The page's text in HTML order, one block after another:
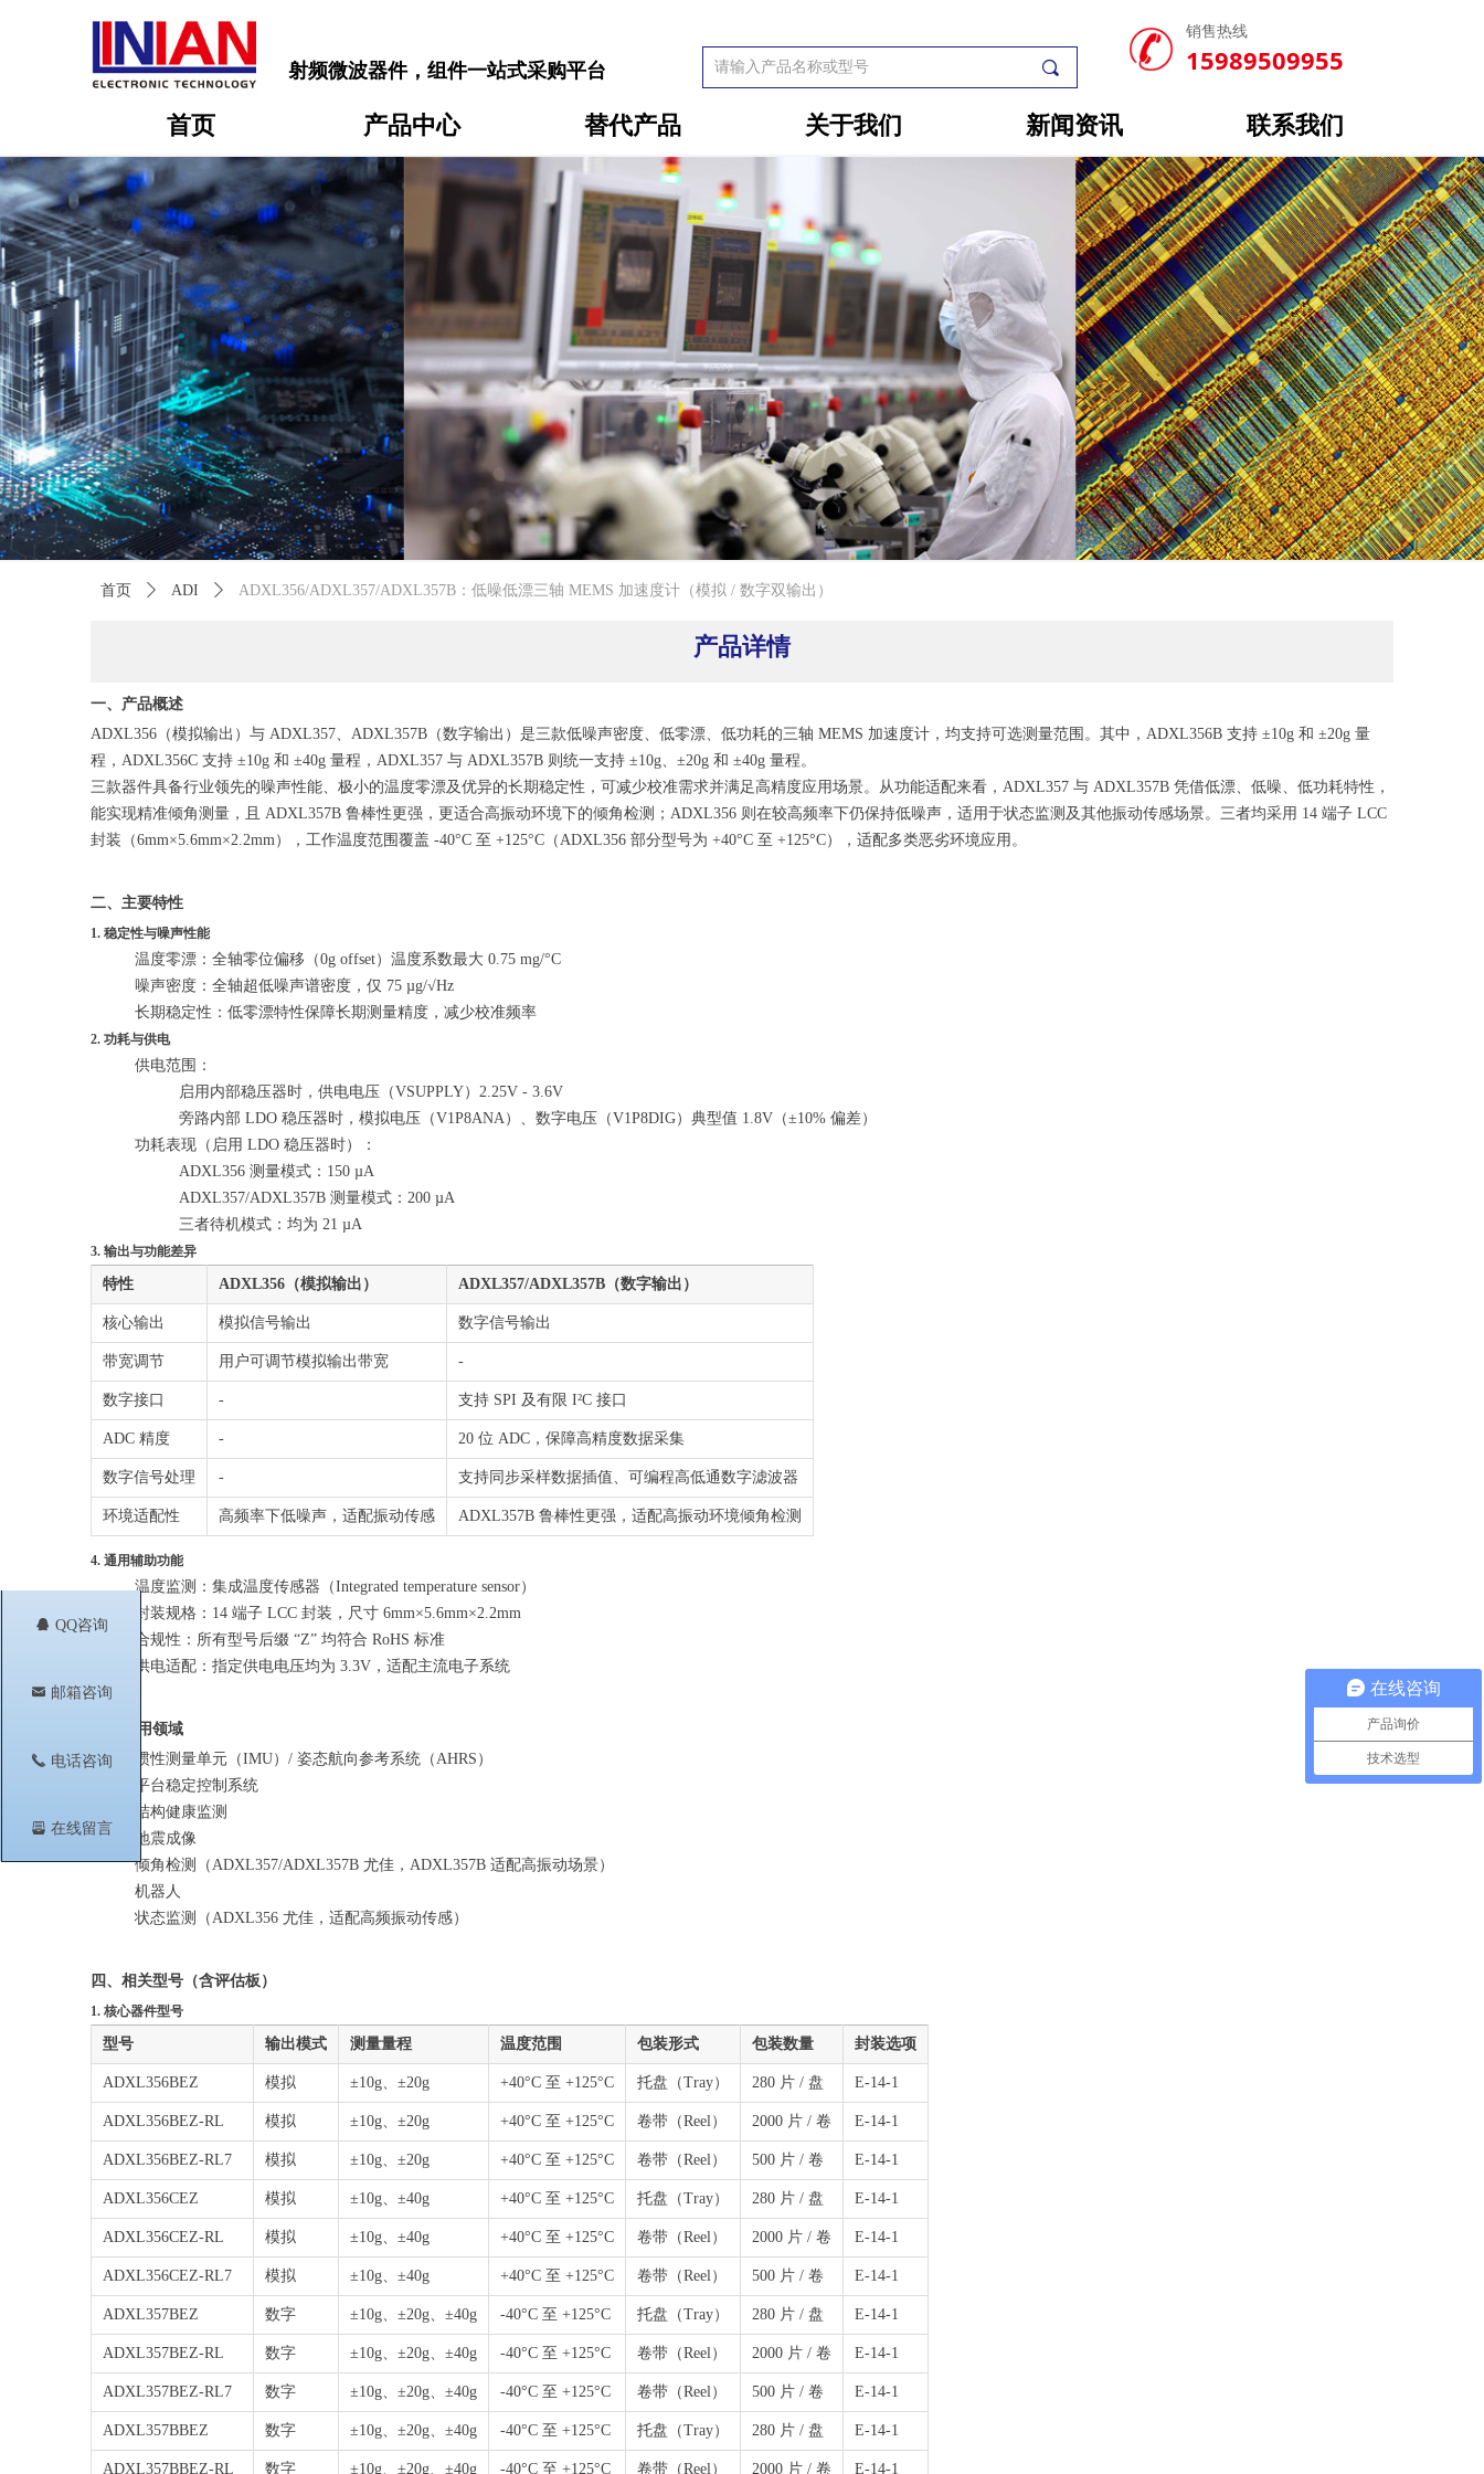
首页 产品中心 替代产品 关于我们 新闻资讯 联系我们
끠
射频微波器件，组件一站式采购平台
销售热线
15989509955
뀩 QQ咨询
낂 邮箱咨询
끅 电话咨询
뀣 在线留言
首页 ꄲ ADI ꄲ ADXL356/ADXL357/ADXL357B：低噪低漂三轴 MEMS 加速度计（模拟 / 数字双输出）
一、产品概述
ADXL356（模拟输出）与 ADXL357、ADXL357B（数字输出）是三款低噪声密度、低零漂、低功耗的三轴 MEMS 加速度计，均支持可选测量范围。其中，ADXL356B 支持 ±10g 和 ±20g 量
程，ADXL356C 支持 ±10g 和 ±40g 量程，ADXL357 与 ADXL357B 则统一支持 ±10g、±20g 和 ±40g 量程。
三款器件具备行业领先的噪声性能、极小的温度零漂及优异的长期稳定性，可减少校准需求并满足高精度应用场景。从功能适配来看，ADXL357 与 ADXL357B 凭借低漂、低噪、低功耗特性，
能实现精准倾角测量，且 ADXL357B 鲁棒性更强，更适合高振动环境下的倾角检测；ADXL356 则在较高频率下仍保持低噪声，适用于状态监测及其他振动传感场景。三者均采用 14 端子 LCC
封装（6mm×5.6mm×2.2mm），工作温度范围覆盖 -40°C 至 +125°C（ADXL356 部分型号为 +40°C 至 +125°C），适配多类恶劣环境应用。
二、主要特性
1. 稳定性与噪声性能
温度零漂：全轴零位偏移（0g offset）温度系数最大 0.75 mg/°C
噪声密度：全轴超低噪声谱密度，仅 75 µg/√Hz
长期稳定性：低零漂特性保障长期测量精度，减少校准频率
2. 功耗与供电
供电范围：
启用内部稳压器时，供电电压（VSUPPLY）2.25V - 3.6V
旁路内部 LDO 稳压器时，模拟电压（V1P8ANA）、数字电压（V1P8DIG）典型值 1.8V（±10% 偏差）
功耗表现（启用 LDO 稳压器时）：
ADXL356 测量模式：150 µA
ADXL357/ADXL357B 测量模式：200 µA
三者待机模式：均为 21 µA
3. 输出与功能差异
特性 ADXL356（模拟输出） ADXL357/ADXL357B（数字输出）
核心输出 模拟信号输出 数字信号输出
带宽调节 用户可调节模拟输出带宽 -
数字接口 - 支持 SPI 及有限 I²C 接口
ADC 精度 - 20 位 ADC，保障高精度数据采集
数字信号处理 - 支持同步采样数据插值、可编程高低通数字滤波器
环境适配性 高频率下低噪声，适配振动传感 ADXL357B 鲁棒性更强，适配高振动环境倾角检测
4. 通用辅助功能
温度监测：集成温度传感器（Integrated temperature sensor）
封装规格：14 端子 LCC 封装，尺寸 6mm×5.6mm×2.2mm
合规性：所有型号后缀 “Z” 均符合 RoHS 标准
供电适配：指定供电电压均为 3.3V，适配主流电子系统
三、应用领域
惯性测量单元（IMU）/ 姿态航向参考系统（AHRS）
平台稳定控制系统
结构健康监测
地震成像
倾角检测（ADXL357/ADXL357B 尤佳，ADXL357B 适配高振动场景）
机器人
状态监测（ADXL356 尤佳，适配高频振动传感）
四、相关型号（含评估板）
1. 核心器件型号
型号 输出模式 测量量程 温度范围 包装形式 包装数量 封装选项
ADXL356BEZ 模拟 ±10g、±20g +40°C 至 +125°C 托盘（Tray） 280 片 / 盘 E-14-1
ADXL356BEZ-RL 模拟 ±10g、±20g +40°C 至 +125°C 卷带（Reel） 2000 片 / 卷 E-14-1
ADXL356BEZ-RL7 模拟 ±10g、±20g +40°C 至 +125°C 卷带（Reel） 500 片 / 卷 E-14-1
ADXL356CEZ 模拟 ±10g、±40g +40°C 至 +125°C 托盘（Tray） 280 片 / 盘 E-14-1
ADXL356CEZ-RL 模拟 ±10g、±40g +40°C 至 +125°C 卷带（Reel） 2000 片 / 卷 E-14-1
ADXL356CEZ-RL7 模拟 ±10g、±40g +40°C 至 +125°C 卷带（Reel） 500 片 / 卷 E-14-1
ADXL357BEZ 数字 ±10g、±20g、±40g -40°C 至 +125°C 托盘（Tray） 280 片 / 盘 E-14-1
ADXL357BEZ-RL 数字 ±10g、±20g、±40g -40°C 至 +125°C 卷带（Reel） 2000 片 / 卷 E-14-1
ADXL357BEZ-RL7 数字 ±10g、±20g、±40g -40°C 至 +125°C 卷带（Reel） 500 片 / 卷 E-14-1
ADXL357BBEZ 数字 ±10g、±20g、±40g -40°C 至 +125°C 托盘（Tray） 280 片 / 盘 E-14-1
ADXL357BBEZ-RL 数字 ±10g、±20g、±40g -40°C 至 +125°C 卷带（Reel） 2000 片 / 卷 E-14-1
产品详情
在线咨询
产品询价
技术选型